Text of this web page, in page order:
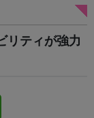
リティが強力